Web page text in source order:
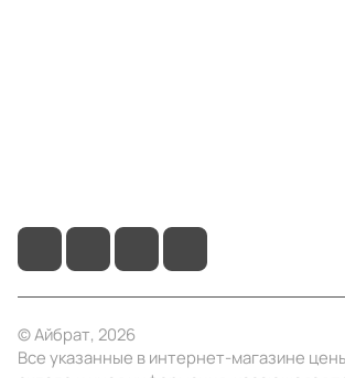
© Айбрат, 2026
Все указанные в интернет-магазине